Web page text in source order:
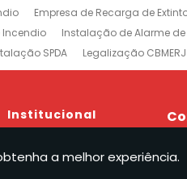
Empresa de Recarga de
Incendio Instalação de Alarme
SPDA Legalização CBMERJ
Detecção e Alarme de Incêndio
de Extintores em Jacarepaguá
Prevenção e Combate a
Manutenção Sistema
Institucional
A Recela melhor experiência.